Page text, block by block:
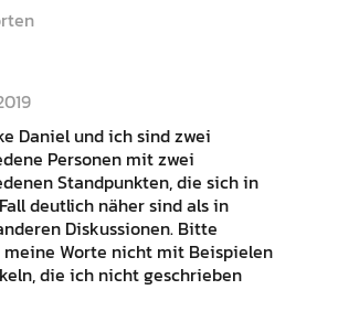
Daniel und ich sind zwei
Personen mit zwei
Standpunkten, die sich in
deutlich näher sind als in
Diskussionen. Bitte
meine Worte nicht mit Beispielen
die ich nicht geschrieben